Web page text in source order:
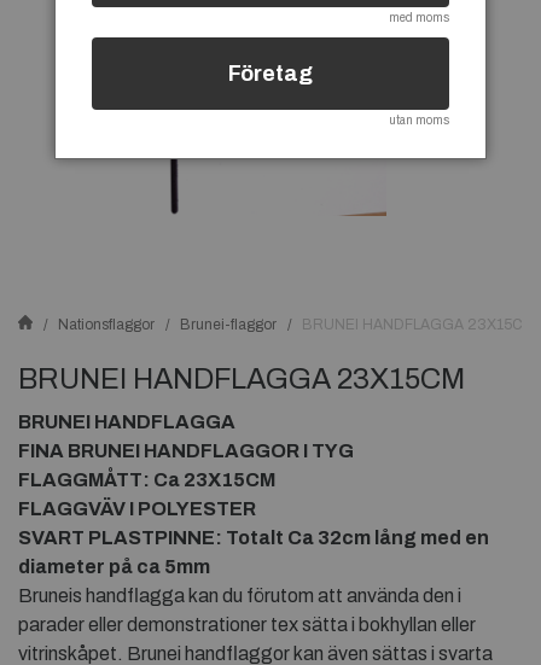
Nationsflaggor Brunei-flaggor BRUNEI HANDFLAGGA 23X15CM
BRUNEI HANDFLAGGA 23X15CM
BRUNEI HANDFLAGGA
FINA BRUNEI HANDFLAGGOR I TYG
FLAGGMÅTT: Ca 23X15CM
FLAGGVÄV I POLYESTER
SVART PLASTPINNE: Totalt Ca 32cm lång med en
diameter på ca 5mm
Bruneis handflagga kan du förutom att använda den i
parader eller demonstrationer tex sätta i bokhyllan eller
vitrinskåpet. Brunei handflaggor kan även sättas i svarta
med moms
Företag
utan moms